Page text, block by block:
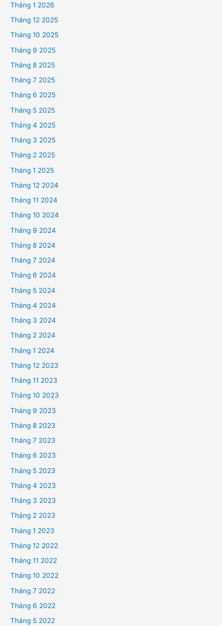
Tháng 1 2026
Tháng 12 2025
Tháng 10 2025
Tháng 9 2025
Tháng 8 2025
Tháng 7 2025
Tháng 6 2025
Tháng 5 2025
Tháng 4 2025
Tháng 3 2025
Tháng 2 2025
Tháng 1 2025
Tháng 12 2024
Tháng 11 2024
Tháng 10 2024
Tháng 9 2024
Tháng 8 2024
Tháng 7 2024
Tháng 6 2024
Tháng 5 2024
Tháng 4 2024
Tháng 3 2024
Tháng 2 2024
Tháng 1 2024
Tháng 12 2023
Tháng 11 2023
Tháng 10 2023
Tháng 9 2023
Tháng 8 2023
Tháng 7 2023
Tháng 6 2023
Tháng 5 2023
Tháng 4 2023
Tháng 3 2023
Tháng 2 2023
Tháng 1 2023
Tháng 12 2022
Tháng 11 2022
Tháng 10 2022
Tháng 7 2022
Tháng 6 2022
Tháng 5 2022